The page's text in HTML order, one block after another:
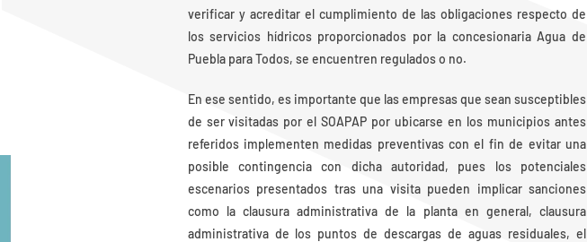
verificar y acreditar el cumplimiento de las obligaciones respecto de
los servicios hídricos proporcionados por la concesionaria Agua de
Puebla para Todos, se encuentren regulados o no.
En ese sentido, es importante que las empresas que sean susceptibles
de ser visitadas por el SOAPAP por ubicarse en los municipios antes
referidos implementen medidas preventivas con el fin de evitar una
posible contingencia con dicha autoridad, pues los potenciales
escenarios presentados tras una visita pueden implicar sanciones
como la clausura administrativa de la planta en general, clausura
administrativa de los puntos de descargas de aguas residuales, el